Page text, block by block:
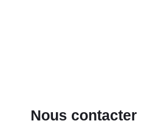
Nous contacter